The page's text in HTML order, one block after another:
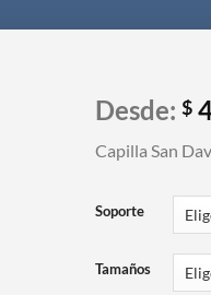
Desde: $
Capilla San
Soporte
Tamaños